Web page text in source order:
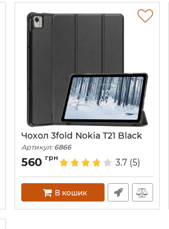
Чохол 3fold Nokia T21 Black
Артикул:6866
560 грн 3.7 (5)
В кошик